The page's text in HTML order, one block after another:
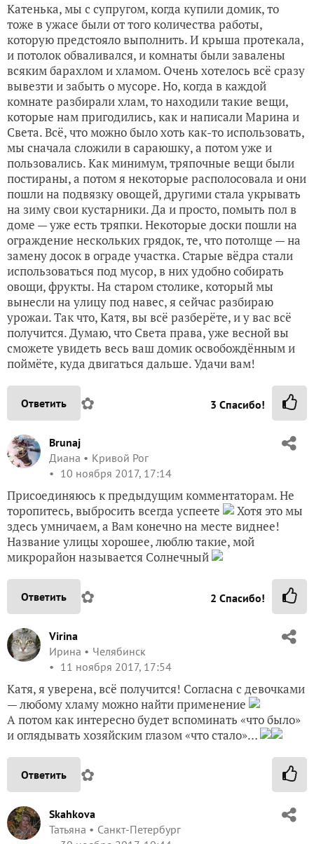
Катенька, мы с супругом, когда купили домик, то
тоже в ужасе были от того количества работы,
которую предстояло выполнить. И крыша протекала,
и потолок обваливался, и комнаты были завалены
всяким барахлом и хламом. Очень хотелось всё сразу
вывезти и забыть о мусоре. Но, когда в каждой
комнате разбирали хлам, то находили такие вещи,
которые нам пригодились, как и написали Марина и
Света. Всё, что можно было хоть как-то использовать,
мы сначала сложили в сараюшку, а потом уже и
пользовались. Как минимум, тряпочные вещи были
постираны, а потом я некоторые располосовала и они
пошли на подвязку овощей, другими стала укрывать
на зиму свои кустарники. Да и просто, помыть пол в
доме — уже есть тряпки. Некоторые доски пошли на
ограждение нескольких грядок, те, что потолще — на
замену досок в ограде участка. Старые вёдра стали
использоваться под мусор, в них удобно собирать
овощи, фрукты. На старом столике, который мы
вынесли на улицу под навес, я сейчас разбираю
урожаи. Так что, Катя, вы всё разберёте, и у вас всё
получится. Думаю, что Света права, уже весной вы
сможете увидеть весь ваш домик освобождённым и
поймёте, куда двигаться дальше. Удачи вам!
Ответить ✿ 3 Спасибо!
Brunaj
Диана
Кривой Рог
10 ноября 2017, 17:14
Присоединяюсь к предыдущим комментаторам. Не
торопитесь, выбросить всегда успеете
Хотя это мы
здесь умничаем, а Вам конечно на месте виднее!
Название улицы хорошее, люблю такие, мой
микрорайон называется Солнечный
Ответить ✿ 2 Спасибо!
Virina
Ирина
Челябинск
11 ноября 2017, 17:54
Катя, я уверена, всё получится! Согласна с девочками
— любому хламу можно найти применение
А потом как интересно будет вспоминать «что было»
и оглядывать хозяйским глазом «что стало»…
Ответить ✿
Skahkova
Татьяна
Санкт-Петербург